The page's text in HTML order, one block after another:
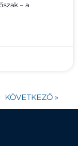
– a
KÖVETKEZŐ »